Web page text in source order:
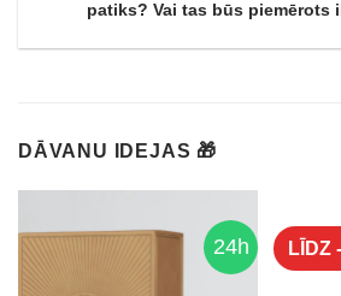
patiks? Vai tas būs piemērots
DĀVANU IDEJAS 🎁
24h LĪDZ